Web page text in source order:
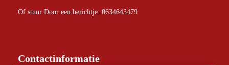
Of stuur Door een berichtje: 0634643479
Contactinformatie